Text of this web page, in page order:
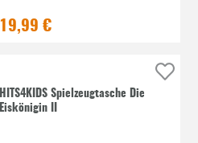
19,99 €
HITS4KIDS Spielzeugtasche Die
Eiskönigin II